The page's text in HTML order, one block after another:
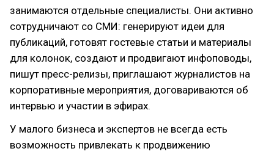
занимаются отдельные специалисты. Они активно
сотрудничают со СМИ: генерируют идеи для
публикаций, готовят гостевые статьи и материалы
для колонок, создают и продвигают инфоповоды,
пишут пресс-релизы, приглашают журналистов на
корпоративные мероприятия, договариваются об
интервью и участии в эфирах.
У малого бизнеса и экспертов не всегда есть
возможность привлекать к продвижению